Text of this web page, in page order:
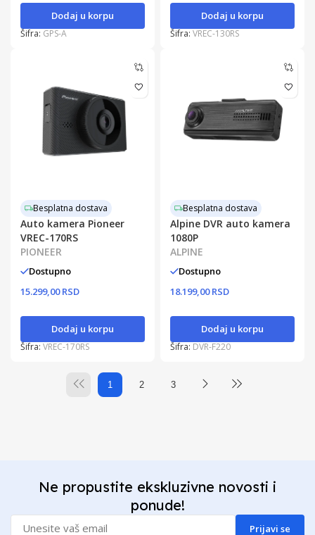
Dodaj u korpu
Šifra: GPS-A
Dodaj u korpu
Šifra:VREC-130RS
Besplatna dostava
Auto kamera Pioneer
VREC-170RS
PIONEER
Dostupno
15.299,00 RSD
Dodaj u korpu
Šifra: VREC-170RS
Besplatna dostava
Alpine DVR auto kamera
1080P
ALPINE
Dostupno
18.199,00 RSD
Dodaj u korpu
Šifra: DVR-F220
1 2 3
Ne propustite ekskluzivne novosti i
ponude!
Prijavi se